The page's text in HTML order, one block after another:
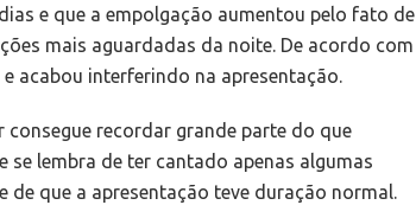
e que a empolgação aumentou pelo fato de
mais aguardadas da noite. De acordo com
acabou interferindo na apresentação.
recordar grande parte do que
lembra de ter cantado apenas algumas
que a apresentação teve duração normal.